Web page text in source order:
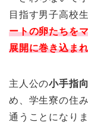
目指す男子高校
ートの卵たちを
展開に巻き込ま
主人公の小手指
め、学生寮の住
通うことになりま